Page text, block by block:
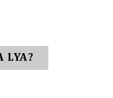
LYA?